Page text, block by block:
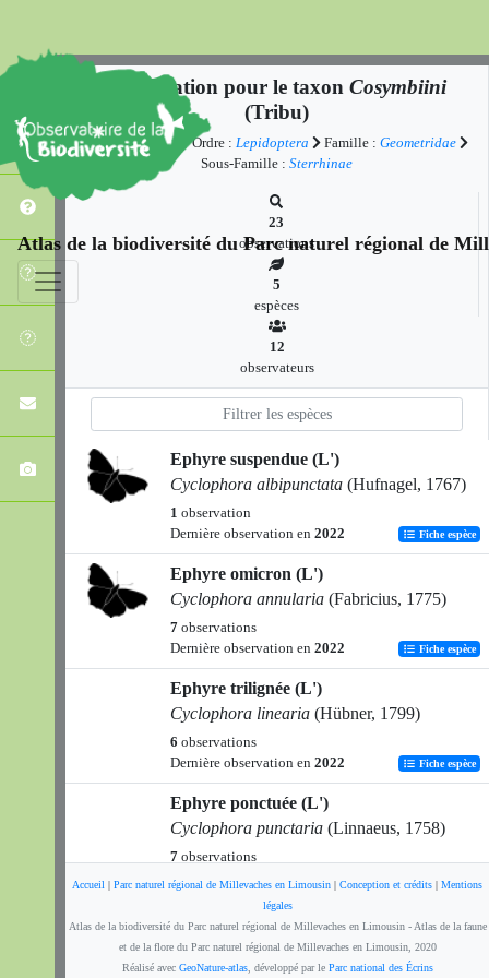
Atlas de la biodiversité du Parc naturel régional de
Observation pour le taxon Cosymbiini
(Tribu)
Classe :Insecta Ordre : Lepidoptera Famille : Geometridae
Sous-Famille : Sterrhinae
23
observations
5
espèces
12
observateurs
Ephyre suspendue (L')
Cyclophora albipunctata (Hufnagel, 1767)
1 observation
Dernière observation en 2022 Fiche espèce
Ephyre omicron (L')
Cyclophora annularia (Fabricius, 1775)
7 observations
Dernière observation en 2022 Fiche espèce
Ephyre trilignée (L')
Cyclophora linearia (Hübner, 1799)
6 observations
Dernière observation en 2022 Fiche espèce
Ephyre ponctuée (L')
Cyclophora punctaria (Linnaeus, 1758)
7 observations
Dernière observation en
2024
CyclophoraHübner, 1822
2 observations
Accueil | Parc naturel régional de Millevaches en Limousin | Conception et crédits | Mentions
légales
Atlas de la biodiversité du Parc naturel régional de Millevaches en Limousin - Atlas de la faune
et de la flore du Parc naturel régional de Millevaches en Limousin, 2020
Réalisé avec GeoNature-atlas, développé par le Parc national des Écrins